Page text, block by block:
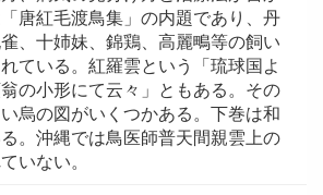
唐紅毛渡鳥集」の内題であり、丹
、十姉妹、錦鶏、高麗鴫等の飼い
ている。紅羅雲という「琉球国よ
の小形にて云々」ともある。その
烏の図がいくつかある。下巻は和
。沖縄では鳥医師普天間親雲上の
いない。